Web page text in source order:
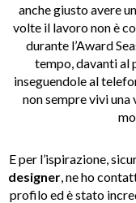
anche giusto avere
volte il lavoro non è
durante l’Award
tempo, davanti al
inseguendole al
non sempre vivi una
E per l’ispirazione,
designer, ne ho
profilo ed è stato